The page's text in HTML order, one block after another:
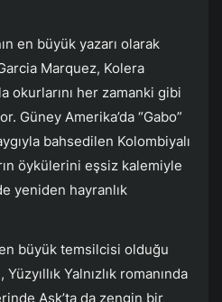
en büyük yazarı olarak
Marquez, Kolera
okurlarını her zamanki gibi
Güney Amerika’da “Gabo”
bahsedilen Kolombiyalı
öykülerini eşsiz kalemiyle
yeniden hayranlık
en büyük temsilcisi olduğu
Yalnızlık romanında
Aşk’ta da zengin bir